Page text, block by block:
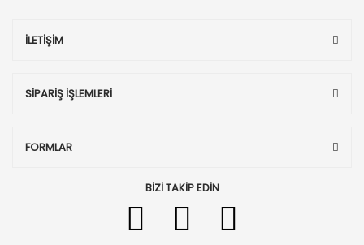
İLETİŞİM
SİPARİŞ İŞLEMLERİ
FORMLAR
BİZİ TAKİP EDİN